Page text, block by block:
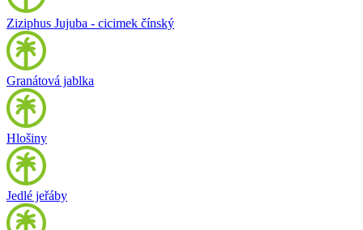
Ziziphus Jujuba - cicimek čínský
Granátová jablka
Hlošiny
Jedlé jeřáby